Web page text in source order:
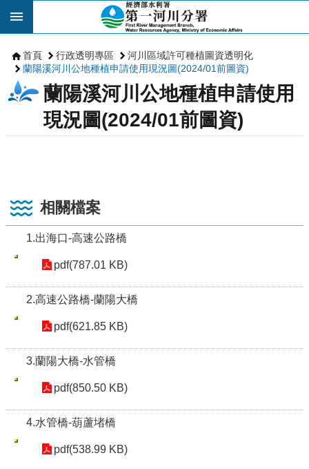
跳到主要內容區塊
首頁 行政透明專區
河川區域許可種植圖資透明化
蘭陽溪河川公地種植申請使用現況圖(2024/01前圖資)
蘭陽溪河川公地種植申請使用
現況圖(2024/01前圖資)
相關檔案
1.出海口-高速公路橋
pdf(787.01 KB)
2.高速公路橋-蘭陽大橋
pdf(621.85 KB)
3.蘭陽大橋-水管橋
pdf(850.50 KB)
4.水管橋-葫蘆堵橋
pdf(538.99 KB)